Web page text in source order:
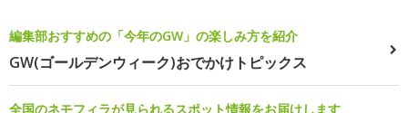
編集部おすすめの「今年のGW」の楽しみ方を紹介
GW(ゴールデンウィーク)おでかけトピックス
全国のネモフィラが見られるスポット情報をお届けします